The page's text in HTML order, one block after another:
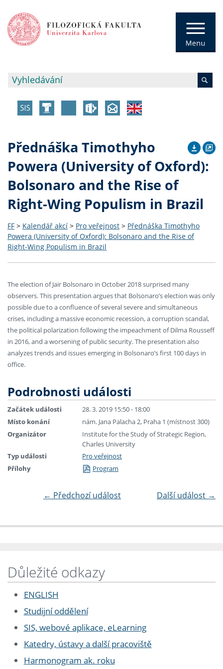
Přednáška Timothyho
Powera (University of Oxford):
Bolsonaro and the Rise of
Right-Wing Populism in Brazil
FF > Kalendář akcí > Pro veřejnost > Přednáška Timothyho
Powera (University of Oxford): Bolsonaro and the Rise of
Right-Wing Populism in Brazil
The election of Jair Bolsonaro in October 2018 surprised many
observers. This presentation argues that Bolsonaro’s election was only
possible due to a confluence of several severe and simultaneous
crises, including a massive economic recession, a corruption scandal,
the political polarization following the impeachment of Dilma Rousseff
in 2016, and a worsening of public security. The presentation also
analyzes trends and issues emerging in Bolsonaro’s first 100 days in
office.
Podrobnosti události
Začátek události
28. 3. 2019 15:50 - 18:00
Místo konání
nám. Jana Palacha 2, Praha 1 (místnost 300)
Organizátor
Institute for the Study of Strategic Region,
Charles University
Typ události
Pro veřejnost
Přílohy
Program
← Předchozí událost Další událost →
Důležité odkazy
ENGLISH
Studijní oddělení
SIS, webové aplikace, eLearning
Katedry, ústavy a další pracoviště
Harmonogram ak. roku